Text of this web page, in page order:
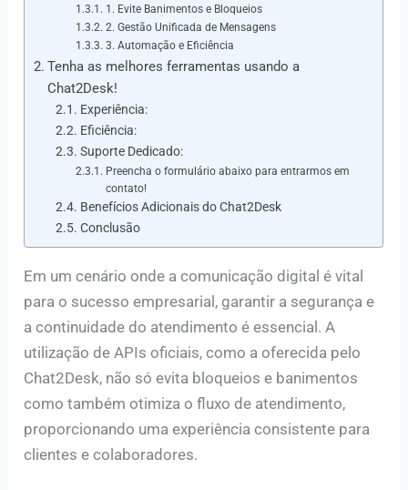
1. Evite Banimentos e Bloqueios
2. Gestão Unificada de Mensagens
3. Automação e Eficiência
Tenha as melhores ferramentas usando a
Chat2Desk!
Experiência:
Eficiência:
Suporte Dedicado:
Preencha o formulário abaixo para entrarmos em
contato!
Benefícios Adicionais do Chat2Desk
Conclusão
Em um cenário onde a comunicação digital é vital
para o sucesso empresarial, garantir a segurança e
a continuidade do atendimento é essencial. A
utilização de APIs oficiais, como a oferecida pelo
Chat2Desk, não só evita bloqueios e banimentos
como também otimiza o fluxo de atendimento,
proporcionando uma experiência consistente para
clientes e colaboradores.